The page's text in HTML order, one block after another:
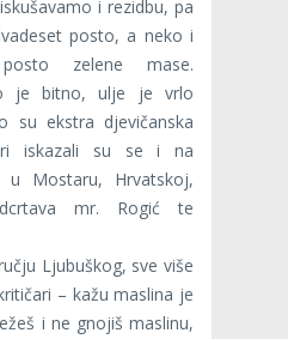
i rezidbu, pa
posto, a neko i
zelene mase.
je bitno, ulje je vrlo
su ekstra djevičanska
iskazali su se i na
u Mostaru, Hrvatskoj,
mr. Rogić te
Ljubuškog, sve više
– kažu maslina je
i ne gnojiš maslinu,